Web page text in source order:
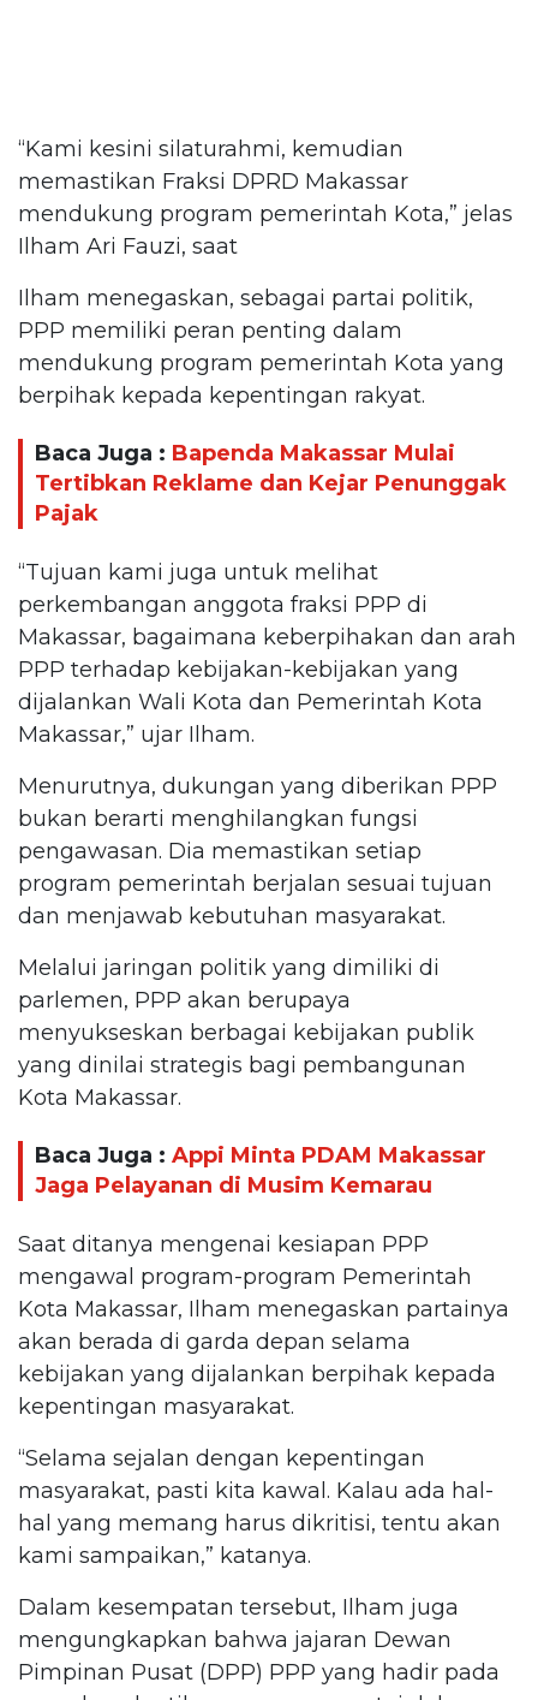
“Kami kesini silaturahmi, kemudian
memastikan Fraksi DPRD Makassar
mendukung program pemerintah Kota,” jelas
Ilham Ari Fauzi, saat
Ilham menegaskan, sebagai partai politik,
PPP memiliki peran penting dalam
mendukung program pemerintah Kota yang
berpihak kepada kepentingan rakyat.
Baca Juga : Bapenda Makassar Mulai
Tertibkan Reklame dan Kejar Penunggak
Pajak
“Tujuan kami juga untuk melihat
perkembangan anggota fraksi PPP di
Makassar, bagaimana keberpihakan dan arah
PPP terhadap kebijakan-kebijakan yang
dijalankan Wali Kota dan Pemerintah Kota
Makassar,” ujar Ilham.
Menurutnya, dukungan yang diberikan PPP
bukan berarti menghilangkan fungsi
pengawasan. Dia memastikan setiap
program pemerintah berjalan sesuai tujuan
dan menjawab kebutuhan masyarakat.
Melalui jaringan politik yang dimiliki di
parlemen, PPP akan berupaya
menyukseskan berbagai kebijakan publik
yang dinilai strategis bagi pembangunan
Kota Makassar.
Baca Juga : Appi Minta PDAM Makassar
Jaga Pelayanan di Musim Kemarau
Saat ditanya mengenai kesiapan PPP
mengawal program-program Pemerintah
Kota Makassar, Ilham menegaskan partainya
akan berada di garda depan selama
kebijakan yang dijalankan berpihak kepada
kepentingan masyarakat.
“Selama sejalan dengan kepentingan
masyarakat, pasti kita kawal. Kalau ada hal-
hal yang memang harus dikritisi, tentu akan
kami sampaikan,” katanya.
Dalam kesempatan tersebut, Ilham juga
mengungkapkan bahwa jajaran Dewan
Pimpinan Pusat (DPP) PPP yang hadir pada